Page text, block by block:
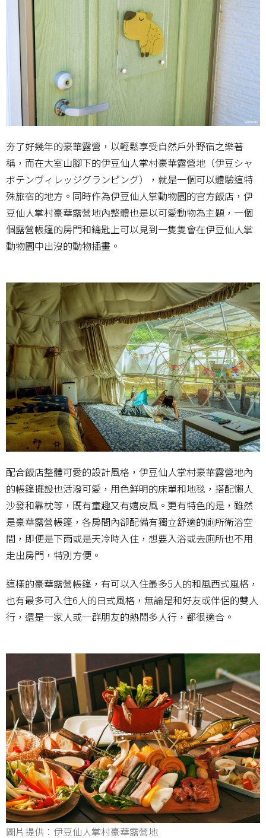
夯了好幾年的豪華露營，以輕鬆享受自然戶外野宿之樂著
稱，而在大室山腳下的伊豆仙人掌村豪華露營地（伊豆シャ
ボテンヴィレッジグランピング），就是一個可以體驗這特
殊旅宿的地方。同時作為伊豆仙人掌動物園的官方飯店，伊
豆仙人掌村豪華露營地內整體也是以可愛動物為主題，一個
個露營帳篷的房門和鑰匙上可以見到一隻隻會在伊豆仙人掌
動物園中出沒的動物插畫。
配合飯店整體可愛的設計風格，伊豆仙人掌村豪華露營地內
的帳篷擺設也活潑可愛，用色鮮明的床單和地毯，搭配懶人
沙發和靠枕等，既有童趣又有嬉皮風。更有特色的是，雖然
是豪華露營帳篷，各房間內卻配備有獨立舒適的廁所衛浴空
間，即便是下雨或是天冷時入住，想要入浴或去廁所也不用
走出房門，特別方便。
這樣的豪華露營帳篷，有可以入住最多5人的和風西式風格，
也有最多可入住6人的日式風格，無論是和好友或伴侶的雙人
行，還是一家人或一群朋友的熱鬧多人行，都很適合。
圖片提供：伊豆仙人掌村豪華露營地